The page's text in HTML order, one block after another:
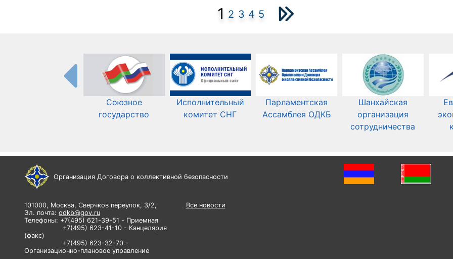
1 2 3 4 5
Союзное
государство
Исполнительный
комитет СНГ
Парламентская
Ассамблея ОДКБ
Шанхайская
организация
сотрудничества
Организация Договора о коллективной безопасности
101000, Москва, Сверчков переулок, 3/2,
Эл. почта: odkb@gov.ru
Телефоны: +7(495) 621-39-51 - Приемная
+7(495) 623-41-10 - Канцелярия
(факс)
+7(495) 623-32-70 -
Организационно-плановое управление
Все новости